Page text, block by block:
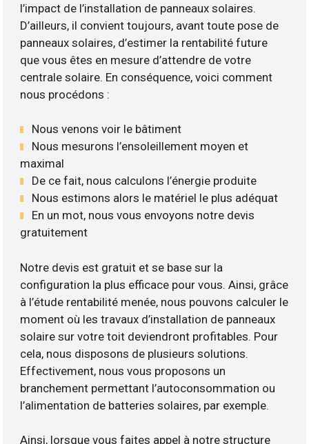
l’impact de l’installation de panneaux solaires.
D’ailleurs, il convient toujours, avant toute pose de
panneaux solaires, d’estimer la rentabilité future
que vous êtes en mesure d’attendre de votre
centrale solaire. En conséquence, voici comment
nous procédons :
Nous venons voir le bâtiment
Nous mesurons l’ensoleillement moyen et
maximal
De ce fait, nous calculons l’énergie produite
Nous estimons alors le matériel le plus adéquat
En un mot, nous vous envoyons notre devis
gratuitement
Notre devis est gratuit et se base sur la
configuration la plus efficace pour vous. Ainsi, grâce
à l’étude rentabilité menée, nous pouvons calculer le
moment où les travaux d’installation de panneaux
solaire sur votre toit deviendront profitables. Pour
cela, nous disposons de plusieurs solutions.
Effectivement, nous vous proposons un
branchement permettant l’autoconsommation ou
l’alimentation de batteries solaires, par exemple.
Ainsi, lorsque vous faites appel à notre structure